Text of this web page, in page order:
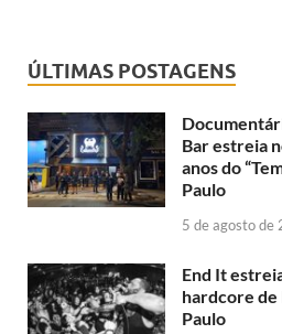
ÚLTIMAS POSTAGENS
Bar estreia
anos do
Paulo
5 de agosto de
End It
hardcore de
Paulo